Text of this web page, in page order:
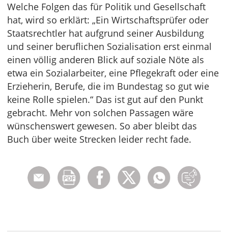
Welche Folgen das für Politik und Gesellschaft
hat, wird so erklärt: „Ein Wirtschaftsprüfer oder
Staatsrechtler hat aufgrund seiner Ausbildung
und seiner beruflichen Sozialisation erst einmal
einen völlig anderen Blick auf soziale Nöte als
etwa ein Sozialarbeiter, eine Pflegekraft oder eine
Erzieherin, Berufe, die im Bundestag so gut wie
keine Rolle spielen.“ Das ist gut auf den Punkt
gebracht. Mehr von solchen Passagen wäre
wünschenswert gewesen. So aber bleibt das
Buch über weite Strecken leider recht fade.